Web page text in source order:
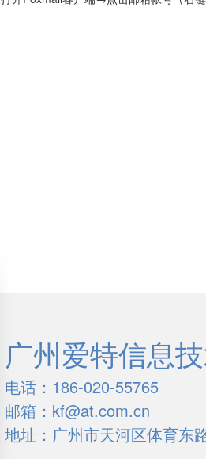
广州爱特信息
电话：186-020-55765
邮箱：kf@at.com.cn
地址：广州市天河区体育东